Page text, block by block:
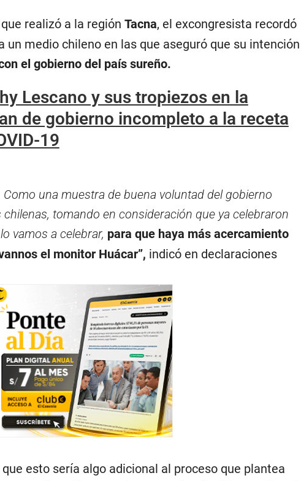
realizó a la región Tacna, el excongresista recordó
un medio chileno en las que aseguró que su intención
el gobierno del país sureño.
Lescano y sus tropiezos en la
de gobierno incompleto a la receta
19
Como una muestra de buena voluntad del gobierno
tomando en consideración que ya celebraron
vamos a celebrar, para que haya más acercamiento
el monitor Huácar”, indicó en declaraciones
esto sería algo adicional al proceso que plantea